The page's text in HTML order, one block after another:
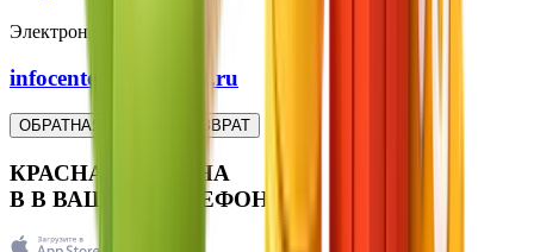
Электронная почта:
infocenter@kpresort.ru
ОБРАТНАЯ СВЯЗЬ ВОЗВРАТ
КРАСНАЯ ПОЛЯНА
В В ВАШЕМ ТЕЛЕФОНЕ